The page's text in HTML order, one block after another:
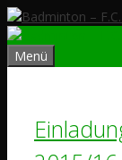
Zum
Inhalt
springen
Menü